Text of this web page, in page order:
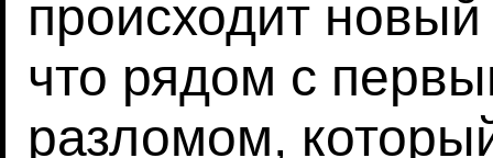
происходит
что рядом с
разломом,